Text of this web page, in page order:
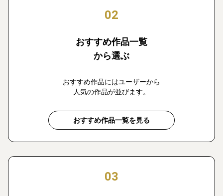
02
おすすめ作品一覧
から選ぶ
おすすめ作品にはユーザーから
人気の作品が並びます。
おすすめ作品一覧を見る
03